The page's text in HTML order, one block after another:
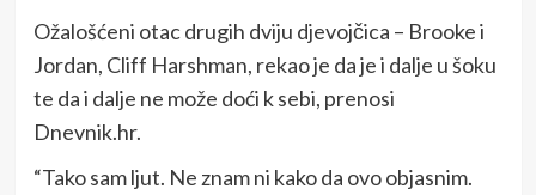
Ožalošćeni otac drugih dviju djevojčica – Brooke i
Jordan, Cliff Harshman, rekao je da je i dalje u šoku
te da i dalje ne može doći k sebi, prenosi
Dnevnik.hr.
“Tako sam ljut. Ne znam ni kako da ovo objasnim.